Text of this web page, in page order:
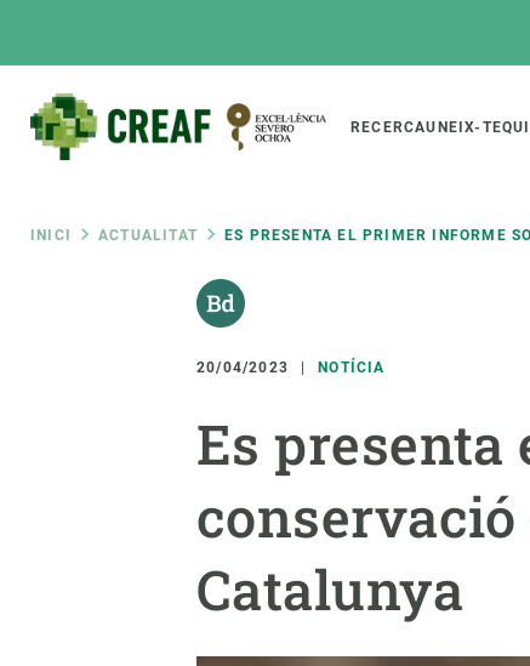
Main
RECERCAUNEIX-TE
Fil
d'ariadna
INICI ACTUALITAT ES PRESENTA EL PRIMER INFORME
20/04/2023 NOTÍCIA
Es presenta
Catalunya
Featured
responsive
Responsive
menu
SOBRE NOSALTRES
Organització institucional
Infraestructures
Biodiversitat
Funcionament
Temes
Publicacions